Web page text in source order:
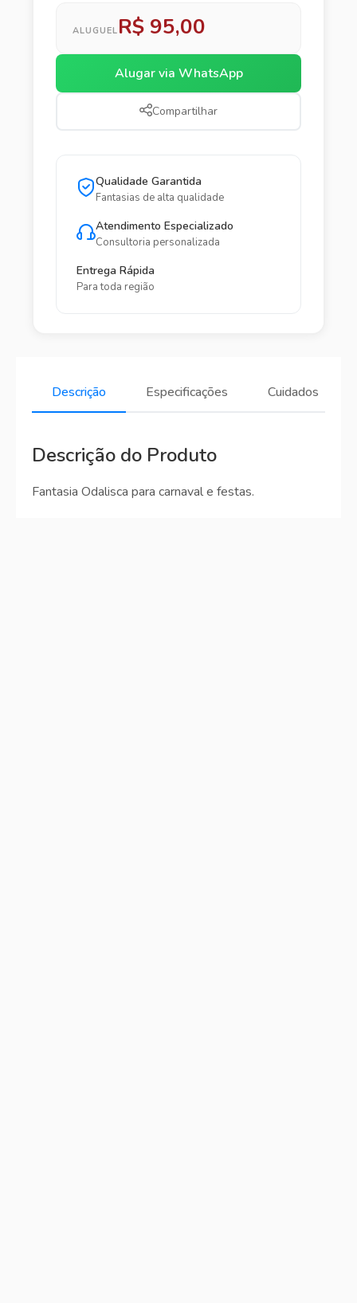
ALUGUEL R$ 95,00
Alugar via WhatsApp
Compartilhar
Qualidade Garantida
Fantasias de alta qualidade
Atendimento Especializado
Consultoria personalizada
Entrega Rápida
Para toda região
Descrição Especificações Cuidados
Descrição do Produto
Fantasia Odalisca para carnaval e festas.